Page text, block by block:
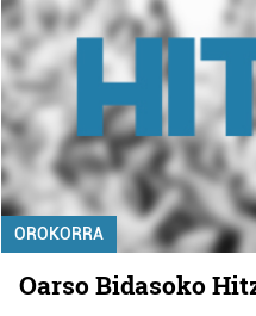
OROKORRA
Oarso Bidasoko